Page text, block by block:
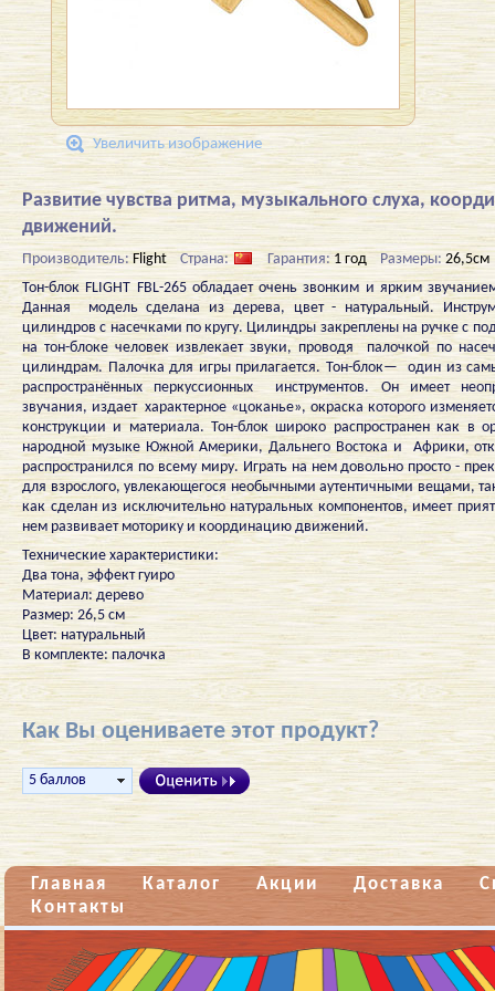
Увеличить изображение
Развитие чувства ритма, музыкального слуха,
движений.
Производитель:Flight Страна: Гарантия:1 год Размеры: 26,5см
Тон-блок FLIGHT FBL-265 обладает очень звонким и ярким
Данная модель сделана из дерева, цвет - натуральный.
цилиндров с насечками по кругу. Цилиндры закреплены на ручке с
на тон-блоке человек извлекает звуки, проводя палочкой по
цилиндрам. Палочка для игры прилагается. Тон-блок— один из
распространённых перкуссионных инструментов. Он имеет
звучания, издает характерное «цоканье», окраска которого
конструкции и материала. Тон-блок широко распространен как в
народной музыке Южной Америки, Дальнего Востока и Африки,
распространился по всему миру. Играть на нем довольно просто -
для взрослого, увлекающегося необычными аутентичными вещами,
как сделан из исключительно натуральных компонентов, имеет
нем развивает моторику и координацию движений.
Технические характеристики:
Два тона, эффект гуиро
Материал: дерево
Размер: 26,5 см
Цвет: натуральный
В комплекте: палочка
Как Вы оцениваете этот продукт?
Главная Каталог Акции Доставка
Контакты